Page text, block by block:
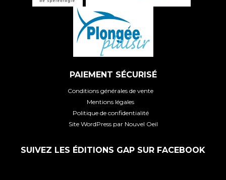
PAIEMENT SÉCURISÉ
Conditions générales de vente
Mentions légales
Politique de confidentialité
Site WordPress par Nouvel Oeil
SUIVEZ LES ÉDITIONS GAP SUR FACEBOOK